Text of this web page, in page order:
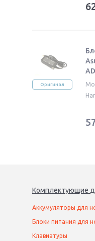
Оригинал
Комплектующие
Аккумуляторы для
Блоки питания для
Клавиатуры